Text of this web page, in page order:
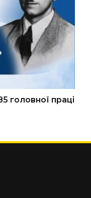
головної праці